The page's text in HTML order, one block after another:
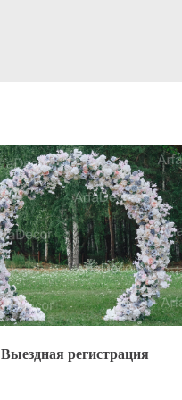
Выездная регистрация